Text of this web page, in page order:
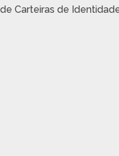
Carteiras de